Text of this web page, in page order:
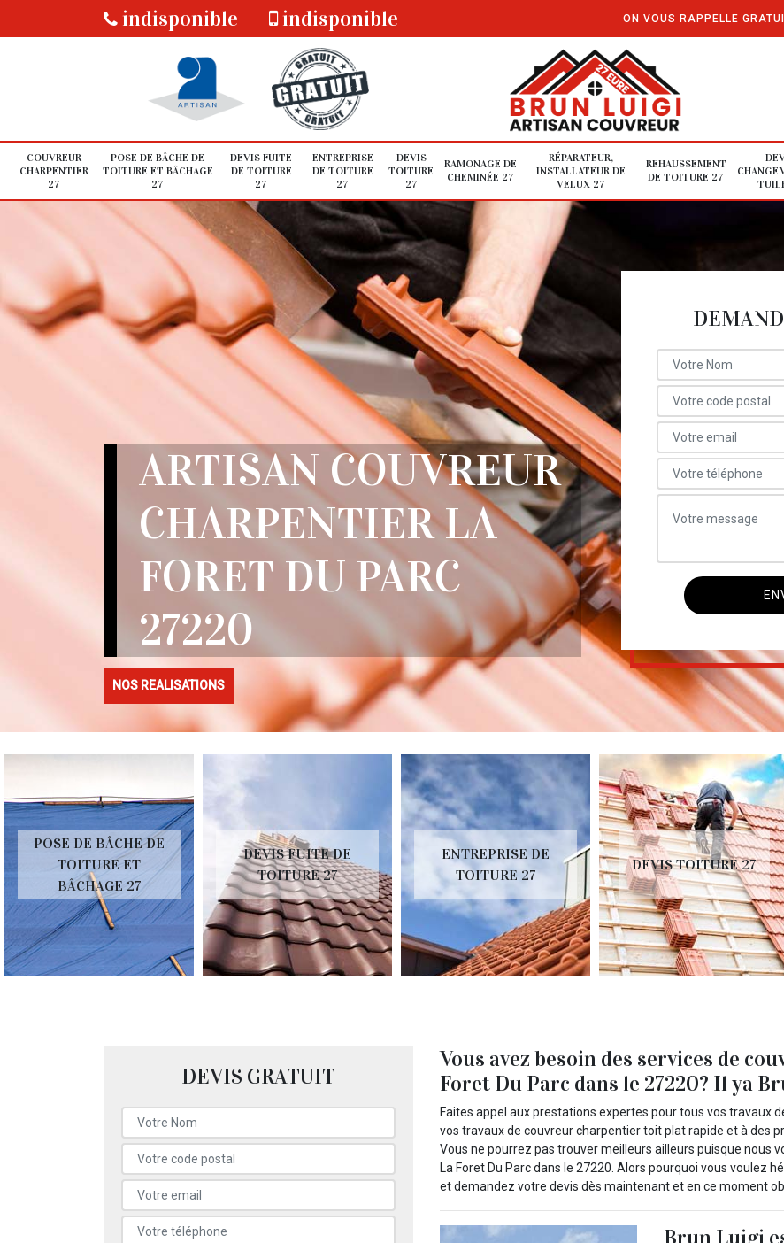
indisponible indisponible ON VOUS RAPPELLE
COUVREUR
CHARPENTIER
27
POSE DE BÂCHE DE
TOITURE ET BÂCHAGE
27
DEVIS FUITE
DE TOITURE
27
ENTREPRISE
DE TOITURE
27
DEVIS
TOITURE
27
RAMONAGE DE
CHEMINÉE 27
RÉPARATEUR,
INSTALLATEUR DE
VELUX 27
REHAUSSEMENT
DE TOITURE 27
ARTISAN COUVREUR
CHARPENTIER LA
FORET DU PARC
27220
NOS REALISATIONS
POSE DE BÂCHE DE
TOITURE ET
BÂCHAGE 27
DEVIS FUITE DE
TOITURE 27
ENTREPRISE DE
TOITURE 27
DEVIS TOITURE 27
DEVIS GRATUIT
Vous avez besoin des services de
Foret Du Parc dans le 27220? Il ya
Faites appel aux prestations expertes pour tous vos travaux
vos travaux de couvreur charpentier toit plat rapide et à des
Vous ne pourrez pas trouver meilleurs ailleurs puisque nous
La Foret Du Parc dans le 27220. Alors pourquoi vous voulez
et demandez votre devis dès maintenant et en ce moment
Brun Luigi